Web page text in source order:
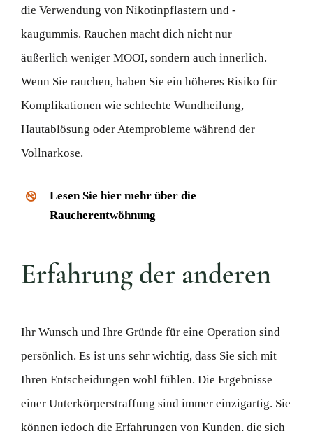
die Verwendung von Nikotinpflastern und -
kaugummis. Rauchen macht dich nicht nur
äußerlich weniger MOOI, sondern auch innerlich.
Wenn Sie rauchen, haben Sie ein höheres Risiko für
Komplikationen wie schlechte Wundheilung,
Hautablösung oder Atemprobleme während der
Vollnarkose.
Lesen Sie hier mehr über die
Raucherentwöhnung
Erfahrung der anderen
Ihr Wunsch und Ihre Gründe für eine Operation sind
persönlich. Es ist uns sehr wichtig, dass Sie sich mit
Ihren Entscheidungen wohl fühlen. Die Ergebnisse
einer Unterkörperstraffung sind immer einzigartig. Sie
können jedoch die Erfahrungen von Kunden, die sich